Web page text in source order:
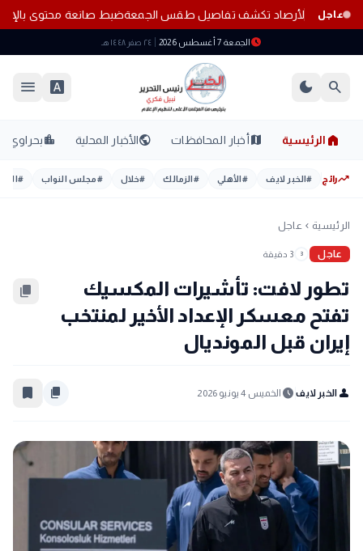
عاجل
هذه المناطق.. الأرصاد تكشف تفاصيل طقس الجمعةضبط صانعة محتوى
scheduleالجمعة 7 أغسطس 2026 ٢٤ صفر ١٤٤٨ هـ
search
dark_mode
font_download
menu
home الرئيسية mapأخبار المحافظات publicالأخبار المحلية location_cityبحراوي
trending_upرائج #الخبر لايف #الأهلي #الزمالك #خلال #مجلس النواب #
الرئيسية chevron_left عاجل
عاجل 3 3 دقيقة
تطور لافت: تأشيرات المكسيك
تفتح معسكر الإعداد الأخير لمنتخب
إيران قبل المونديال
content_copy
person الخبر لايف schedule الخميس 4 يونيو 2026 content_copy
bookmark_border